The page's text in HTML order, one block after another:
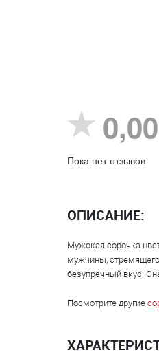
0,00
Пока нет отзывов
ОПИСАНИЕ:
Мужская сорочка
мужчины,
безупречный вкус.
Посмотрите другие